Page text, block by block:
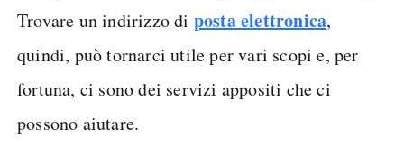
Trovare un indirizzo di posta elettronica,
quindi, può tornarci utile per vari scopi e, per
fortuna, ci sono dei servizi appositi che ci
possono aiutare.